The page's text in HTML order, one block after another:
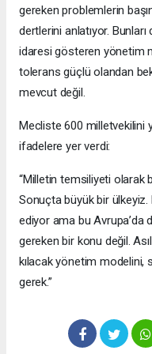
gereken problemlerin
dertlerini anlatıyor.
idaresi gösteren yönetim
tolerans güçlü olandan
mevcut değil.
Mecliste 600 milletvekilini
ifadelere yer verdi:
“Milletin temsiliyeti olarak
Sonuçta büyük bir
ediyor ama bu Avrupa’da
gereken bir konu değil.
kılacak yönetim modelini,
gerek.”